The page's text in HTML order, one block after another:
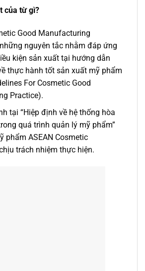
của từ gì?
Good Manufacturing
nguyên tắc nhằm đáp ứng
kiện sản xuất tại hướng dẫn
thực hành tốt sản xuất mỹ phẩm
For Cosmetic Good
Practice).
tại “Hiệp định về hệ thống hòa
quá trình quản lý mỹ phẩm”
phẩm ASEAN Cosmetic
trách nhiệm thực hiện.